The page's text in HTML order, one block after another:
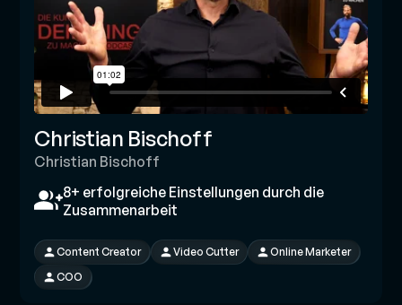
Christian Bischoff
Christian Bischoff
8+ erfolgreiche Einstellungen durch die
Zusammenarbeit
Content Creator Video Cutter
Online Marketer
COO